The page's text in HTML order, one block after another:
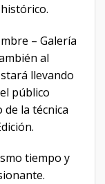
– Galería
al
llevando
público
de la técnica
tiempo y